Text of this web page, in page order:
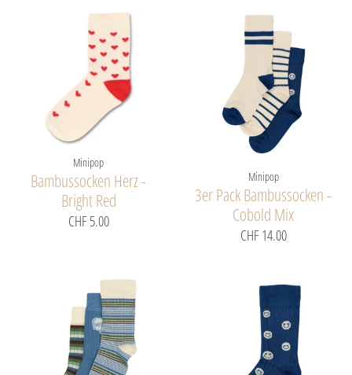
Minipop
Bambussocken Herz -
Bright Red
CHF 5.00
Minipop
3er Pack Bambussocken -
Cobold Mix
CHF 14.00